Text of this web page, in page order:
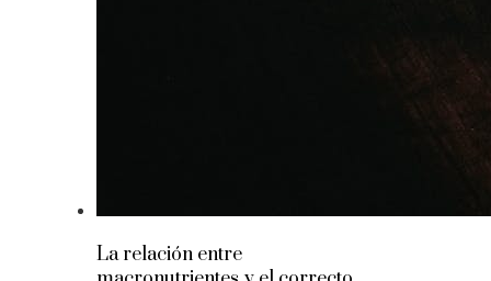
La relación entre